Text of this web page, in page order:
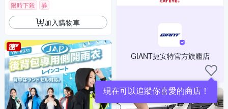
限時下殺 券
加入購物車
GIANT捷安特官方旗艦店
現在可以追蹤你喜愛的商店！